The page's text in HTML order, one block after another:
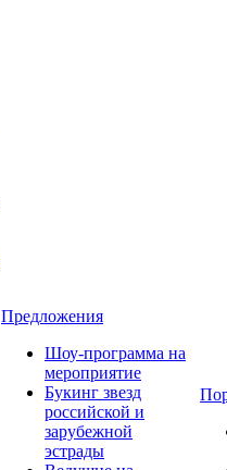
Предложения
Шоу-программа на
мероприятие
Букинг звезд
российской и
зарубежной
эстрады